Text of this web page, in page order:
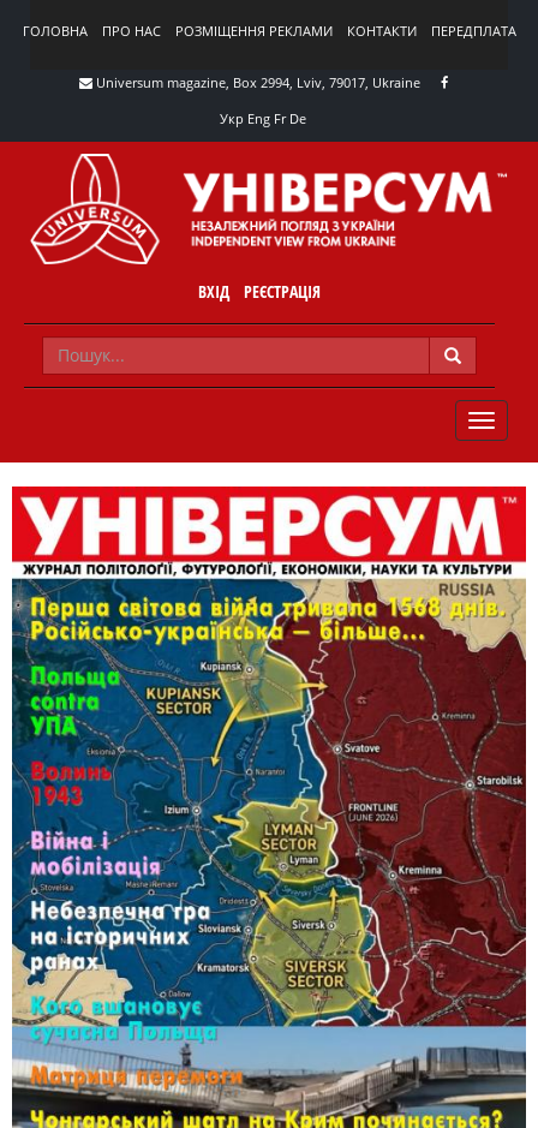
ГОЛОВНА ПРО НАС РОЗМІЩЕННЯ РЕКЛАМИ КОНТАКТИ ПЕРЕДПЛАТА
Universum magazine, Box 2994, Lviv, 79017, Ukraine
Укр Eng Fr De
ВХІД РЕЄСТРАЦІЯ
TOGGLE